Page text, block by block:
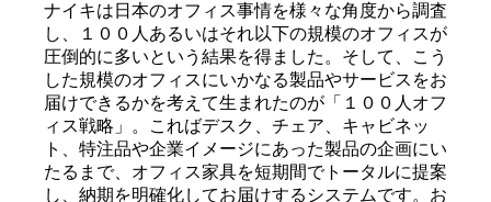
ナイキは日本のオフィス事情を様々な角度から調査
し、１００人あるいはそれ以下の規模のオフィスが
圧倒的に多いという結果を得ました。そして、こう
した規模のオフィスにいかなる製品やサービスをお
届けできるかを考えて生まれたのが「１００人オフ
ィス戦略」。こればデスク、チェア、キャビネッ
ト、特注品や企業イメージにあった製品の企画にい
たるまで、オフィス家具を短期間でトータルに提案
し、納期を明確化してお届けするシステムです。お